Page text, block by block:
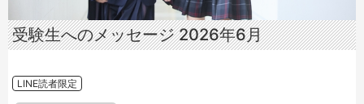
受験生へのメッセージ 2026年6月
LINE読者限定